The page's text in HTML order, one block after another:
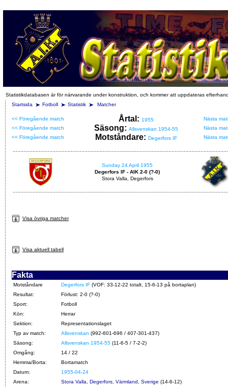
Statistikdatabasen är för närvarande under konstruktion, och kommer att uppdateras
Startsida
Fotboll Statistik Matcher
<< Föregående match Årtal: 1955
Nästa
<< Föregående match
Säsong: Allsvenskan 1954-55
Nästa
<< Föregående match
Motståndare: Degerfors IF Nästa
Sunday 24 April 1955
Degerfors IF - AIK 2-0 (?-0)
Stora Valla, Degerfors
Visa övriga matcher
Visa aktuell tabell
Fakta
Motståndare Degerfors IF (VOF: 33-12-22 totalt, 15-6-13 på bortaplan)
Resultat:
Förlust: 2-0 (?-0)
Sport:
Fotboll
Kön:
Herrar
Sektion:
Representationslaget
Typ av match:
Allsvenskan (992-601-696 / 407-301-437)
Säsong:
Allsvenskan 1954-55 (11-6-5 / 7-2-2)
Omgång:
14 / 22
Hemma/Borta:
Bortamatch
Datum:
1955-04-24
Arena:
Stora Valla, Degerfors, Värmland, Sverige (14-6-12)